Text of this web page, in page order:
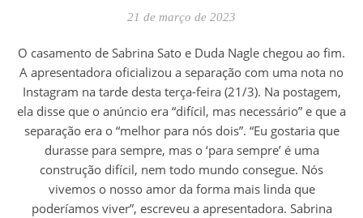
21 de março de 2023
O casamento de Sabrina Sato e Duda Nagle chegou ao fim.
A apresentadora oficializou a separação com uma nota no
Instagram na tarde desta terça-feira (21/3). Na postagem,
ela disse que o anúncio era “difícil, mas necessário” e que a
separação era o “melhor para nós dois”. “Eu gostaria que
durasse para sempre, mas o ‘para sempre’ é uma
construção difícil, nem todo mundo consegue. Nós
vivemos o nosso amor da forma mais linda que
poderíamos viver”, escreveu a apresentadora. Sabrina